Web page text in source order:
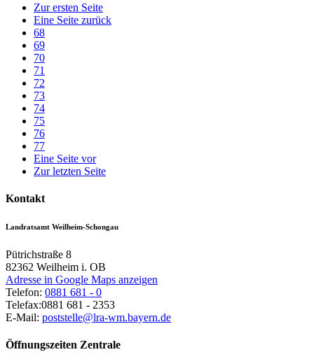
Zur ersten Seite
Eine Seite zurück
68
69
70
71
72
73
74
75
76
77
Eine Seite vor
Zur letzten Seite
Kontakt
Landratsamt Weilheim-Schongau
Pütrichstraße 8
82362 Weilheim i. OB
Adresse in Google Maps anzeigen
Telefon: 0881 681 - 0
Telefax:0881 681 - 2353
E-Mail: poststelle@lra-wm.bayern.de
Öffnungszeiten Zentrale